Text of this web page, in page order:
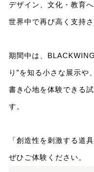
デザイン、文化・教育
世界中で再び高く支持さ
期間中は、
り”を知る小さな展示や、
書き心地を体験できる
す。
「創造性を刺激する道
ぜひご体験ください。